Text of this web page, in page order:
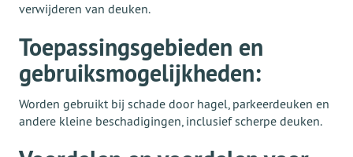
verwijderen van deuken.
Toepassingsgebieden en
gebruiksmogelijkheden:
Worden gebruikt bij schade door hagel, parkeerdeuken en
andere kleine beschadigingen, inclusief scherpe deuken.